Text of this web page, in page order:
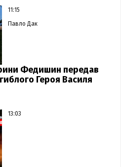
11:15
Павло Дак
Федишин передав
Героя Василя
13:03